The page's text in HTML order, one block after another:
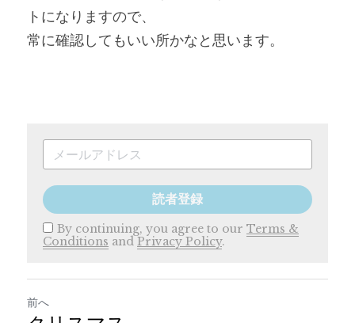
トになりますので、
常に確認してもいい所かなと思います。
読者登録
By continuing, you agree to our Terms &
Conditions and Privacy Policy.
前へ